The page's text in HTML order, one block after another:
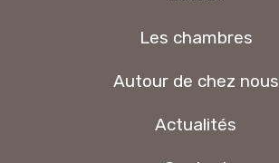
Les chambres
Autour de chez nous
Actualités